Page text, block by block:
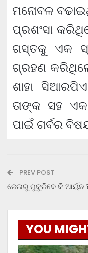
ମନୋବଳ
ପ୍ରଶଂସା
ଗସ୍ତକୁ ଏକ
ଗ୍ରହଣ
ଶାହା
ତାଙ୍କ ସହ
ପାଇଁ ଗର୍ବର
PREV POST
ଜେଲରୁ ମୁକୁଳିବେ କି ଆର୍ୟନ
YOU